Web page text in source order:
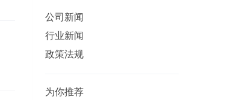
公司新闻
行业新闻
政策法规
为你推荐